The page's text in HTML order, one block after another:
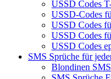
USSD Codes
USSD-Codes
USSD Codes
USSD Codes
USSD Codes
SMS Sprüche für
Blondinen